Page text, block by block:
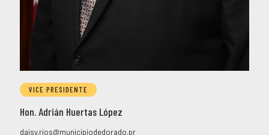
VICE PRESIDENTE
Hon. Adrián Huertas López
daisy.rios@municipiodedorado.pr